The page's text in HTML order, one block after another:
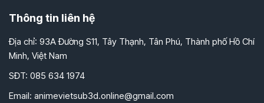
Thông tin liên hệ
Địa chỉ: 93A Đường S11, Tây Thạnh, Tân Phú, Thành phố Hồ Chí
Minh, Việt Nam
SĐT: 085 634 1974
Email: animevietsub3d.online@gmail.com